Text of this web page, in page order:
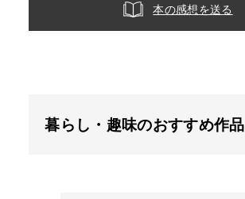
本の感想を送る
暮らし・趣味のおすすめ作品